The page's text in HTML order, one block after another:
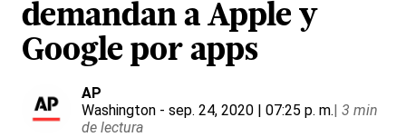
demandan a Apple y
Google por apps
AP
Washington - sep. 24, 2020 | 07:25 p. m.| 3 min
de lectura